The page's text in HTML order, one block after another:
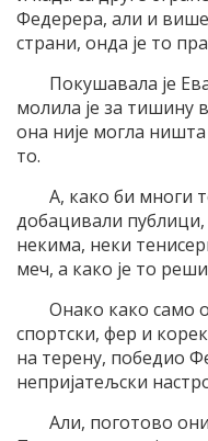
Федерера, али и
страни, онда је то
Покушавала је
молила је за тишину
она није могла
то.
А, како би многи
добацивали публици,
некима, неки
меч, а како је то
Онако како само
спортски, фер и
на терену, победио
непријатељски
Али, поготово